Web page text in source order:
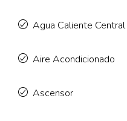
Agua Caliente Central
Aire Acondicionado
Ascensor